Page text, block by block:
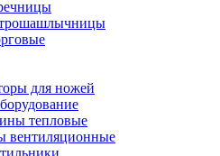
для ножей
тепловые
вентиляционные